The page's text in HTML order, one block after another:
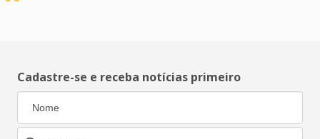
Cadastre-se e receba notícias primeiro